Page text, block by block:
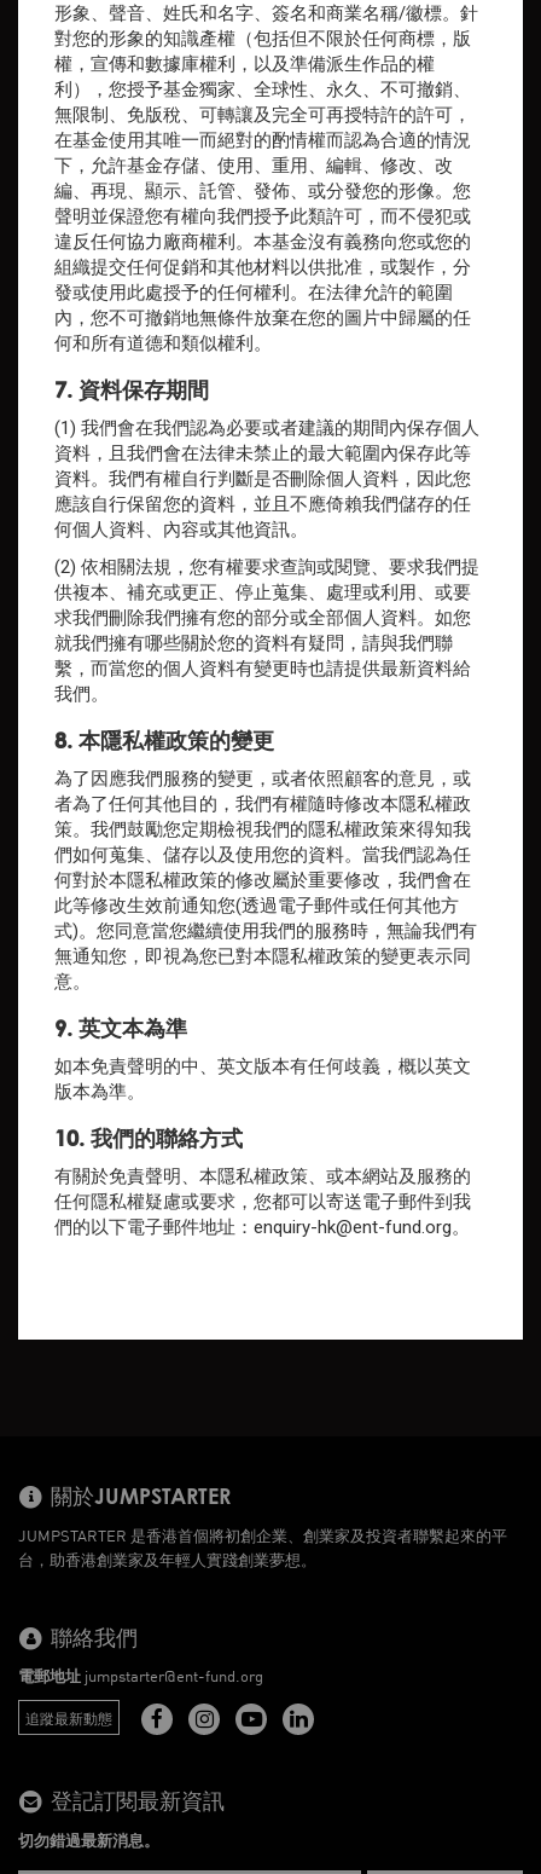
形象、聲音、姓氏和名字、簽名和商業名稱/徽標。針
對您的形象的知識產權（包括但不限於任何商標，版
權，宣傳和數據庫權利，以及準備派生作品的權
利），您授予基金獨家、全球性、永久、不可撤銷、
無限制、免版稅、可轉讓及完全可再授特許的許可，
在基金使用其唯一而絕對的酌情權而認為合適的情況
下，允許基金存儲、使用、重用、編輯、修改、改
編、再現、顯示、託管、發佈、或分發您的形像。您
聲明並保證您有權向我們授予此類許可，而不侵犯或
違反任何協力廠商權利。本基金沒有義務向您或您的
組織提交任何促銷和其他材料以供批准，或製作，分
發或使用此處授予的任何權利。在法律允許的範圍
內，您不可撤銷地無條件放棄在您的圖片中歸屬的任
何和所有道德和類似權利。
7. 資料保存期間
(1) 我們會在我們認為必要或者建議的期間內保存個人
資料，且我們會在法律未禁止的最大範圍內保存此等
資料。我們有權自行判斷是否刪除個人資料，因此您
應該自行保留您的資料，並且不應倚賴我們儲存的任
何個人資料、內容或其他資訊。
(2) 依相關法規，您有權要求查詢或閱覽、要求我們提
供複本、補充或更正、停止蒐集、處理或利用、或要
求我們刪除我們擁有您的部分或全部個人資料。如您
就我們擁有哪些關於您的資料有疑問，請與我們聯
繫，而當您的個人資料有變更時也請提供最新資料給
我們。
8. 本隱私權政策的變更
為了因應我們服務的變更，或者依照顧客的意見，或
者為了任何其他目的，我們有權隨時修改本隱私權政
策。我們鼓勵您定期檢視我們的隱私權政策來得知我
們如何蒐集、儲存以及使用您的資料。當我們認為任
何對於本隱私權政策的修改屬於重要修改，我們會在
此等修改生效前通知您(透過電子郵件或任何其他方
式)。您同意當您繼續使用我們的服務時，無論我們有
無通知您，即視為您已對本隱私權政策的變更表示同
意。
9. 英文本為準
如本免責聲明的中、英文版本有任何歧義，概以英文
版本為準。
10. 我們的聯絡方式
有關於免責聲明、本隱私權政策、或本網站及服務的
任何隱私權疑慮或要求，您都可以寄送電子郵件到我
們的以下電子郵件地址： enquiry-hk@ent-fund.org。
關於JUMPSTARTER
JUMPSTARTER 是香港首個將初創企業、創業家及投資者聯繫起來的平
台，助香港創業家及年輕人實踐創業夢想。
聯絡我們
電郵地址 jumpstarter@ent-fund.org
追蹤最新動態
登記訂閱最新資訊
切勿錯過最新消息。